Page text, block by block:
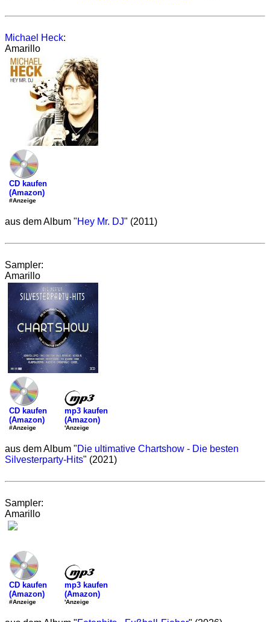
Michael Heck:
Amarillo
CD kaufen
(Amazon)
#Anzeige
aus dem Album "Hey Mr. DJ" (2011)
Sampler:
Amarillo
CD kaufen
(Amazon)
#Anzeige
mp3 kaufen
(Amazon)
'Anzeige
aus dem Album "Die ultimative Chartshow - Die besten
Silvesterparty-Hits" (2021)
Sampler:
Amarillo
CD kaufen
(Amazon)
#Anzeige
mp3 kaufen
(Amazon)
'Anzeige